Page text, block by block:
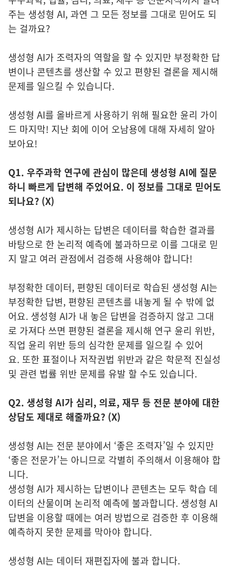
주는 생성형 AI, 과연 그 모든 정보를 그대로 믿어도 되
는 걸까요?
생성형 AI가 조력자의 역할을 할 수 있지만 부정확한 답
변이나 콘텐츠를 생산할 수 있고 편향된 결론을 제시해
문제를 일으킬 수 있습니다.
생성형 AI를 올바르게 사용하기 위해 필요한 윤리 가이
드 마지막! 지난 회에 이어 오남용에 대해 자세히 알아
보아요!
Q1. 우주과학 연구에 관심이 많은데 생성형 AI에 질문
하니 빠르게 답변해 주었어요. 이 정보를 그대로 믿어도
되나요? (X)
생성형 AI가 제시하는 답변은 데이터를 학습한 결과를
바탕으로 한 논리적 예측에 불과하므로 이를 그대로 믿
지 말고 여러 관점에서 검증해 사용해야 합니다!
부정확한 데이터, 편향된 데이터로 학습된 생성형 AI는
부정확한 답변, 편향된 콘텐츠를 내놓게 될 수 밖에 없
어요. 생성형 AI가 내 놓은 답변을 검증하지 않고 그대
로 가져다 쓰면 편향된 결론을 제시해 연구 윤리 위반,
직업 윤리 위반 등의 심각한 문제를 일으킬 수 있어
요. 또한 표절이나 저작권법 위반과 같은 학문적 진실성
및 관련 법률 위반 문제를 유발 할 수도 있습니다.
Q2. 생성형 AI가 심리, 의료, 재무 등 전문 분야에 대한
상담도 제대로 해줄까요? (X)
생성형 AI는 전문 분야에서 ‘좋은 조력자’일 수 있지만
‘좋은 전문가’는 아니므로 각별히 주의해서 이용해야 합
니다.
생성형 AI가 제시하는 답변이나 콘텐츠는 모두 학습 데
이터의 산물이며 논리적 예측에 불과합니다. 생성형 AI
답변을 이용할 때에는 여러 방법으로 검증한 후 이용해
예측하지 못한 문제를 막아야 합니다.
생성형 AI는 데이터 재편집자에 불과 합니다.